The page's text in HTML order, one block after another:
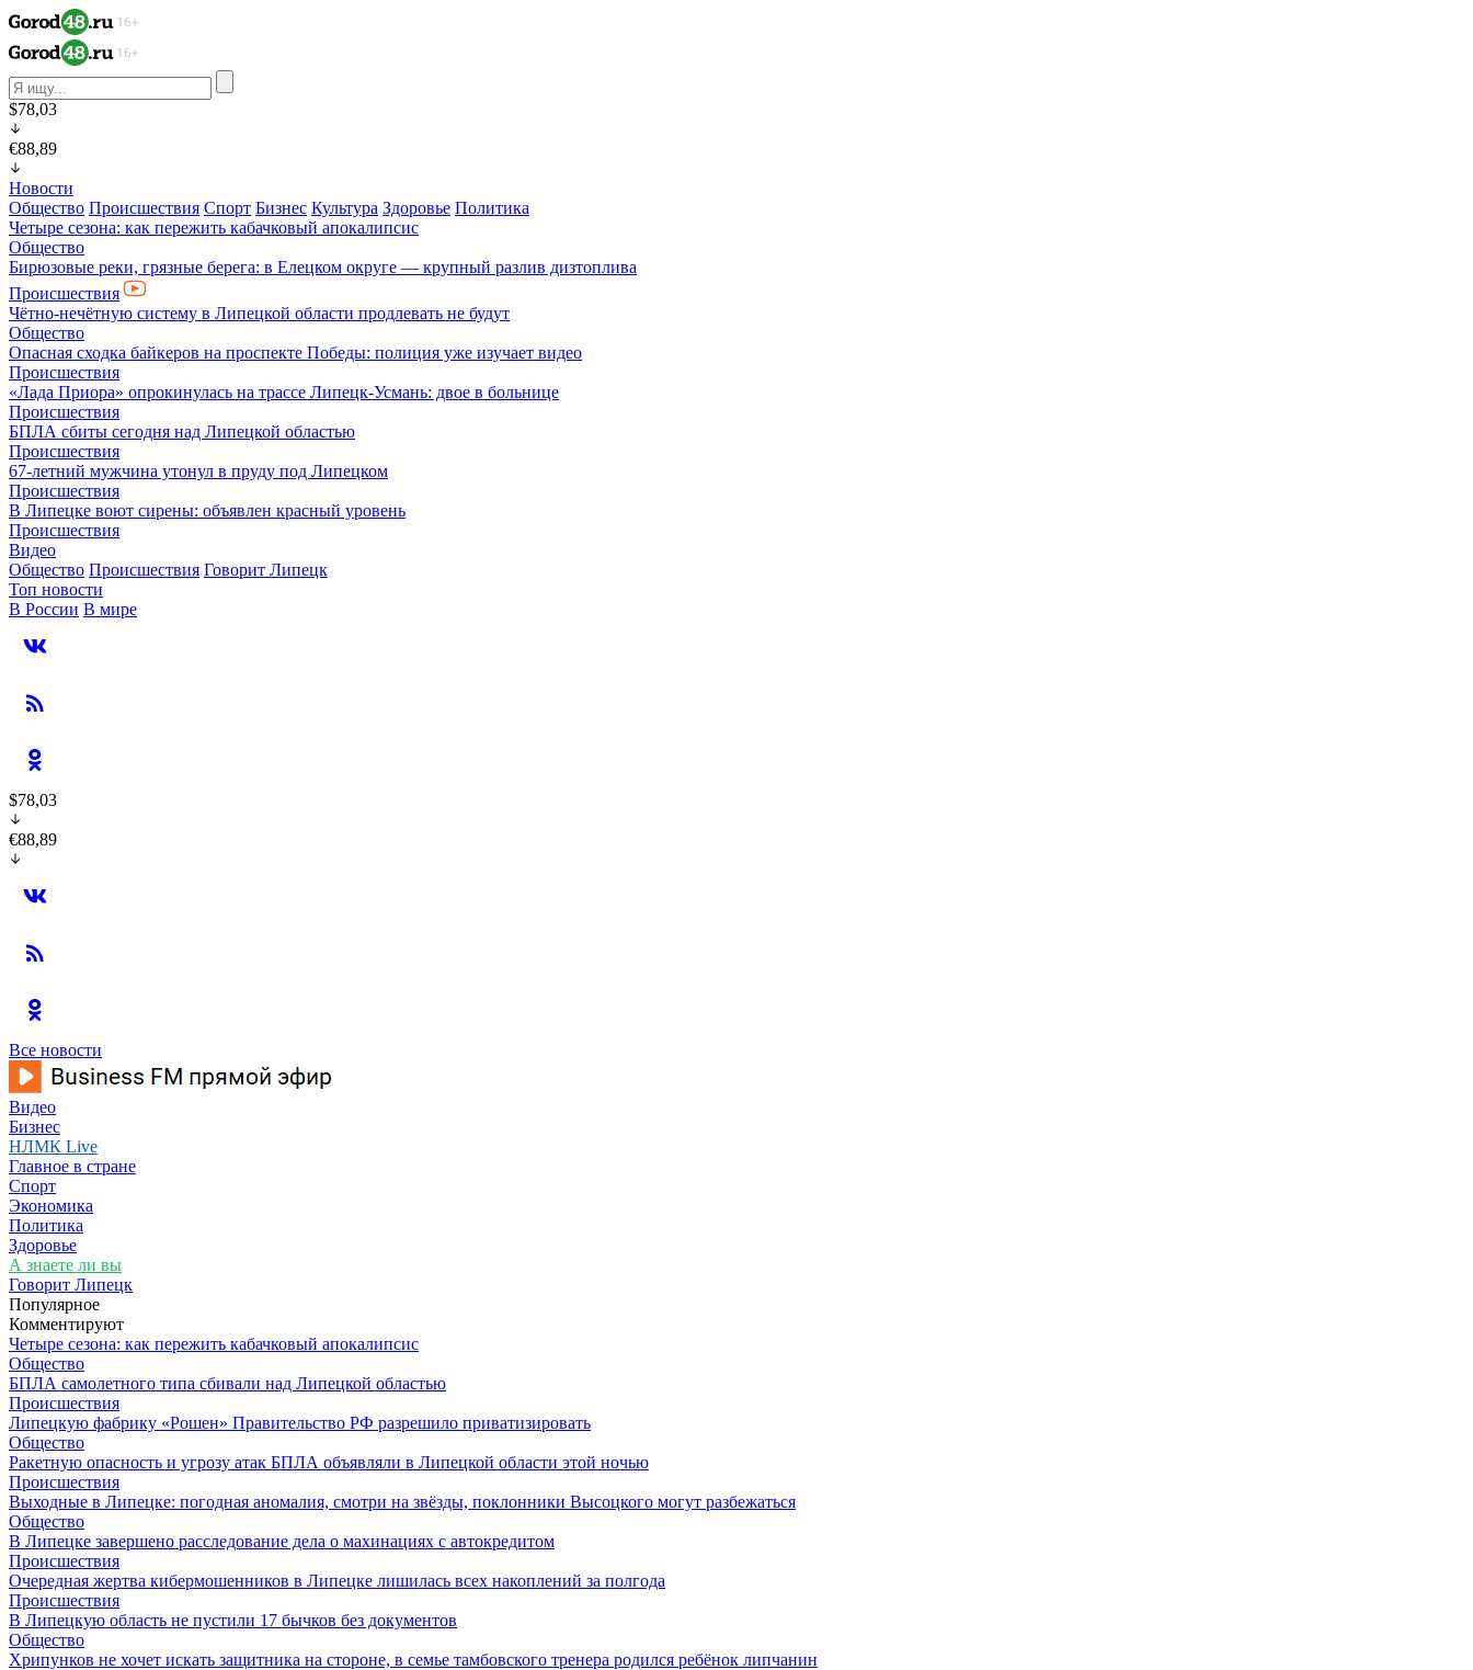
$78,03
€88,89
Новости
Общество Происшествия Спорт Бизнес Культура Здоровье Политика
Четыре сезона: как пережить кабачковый апокалипсис
Общество
Бирюзовые реки, грязные берега: в Елецком округе — крупный разлив дизтоплива
Происшествия
Чётно-нечётную систему в Липецкой области продлевать не будут
Общество
Опасная сходка байкеров на проспекте Победы: полиция уже изучает видео
Происшествия
«Лада Приора» опрокинулась на трассе Липецк-Усмань: двое в больнице
Происшествия
БПЛА сбиты сегодня над Липецкой областью
Происшествия
67-летний мужчина утонул в пруду под Липецком
Происшествия
В Липецке воют сирены: объявлен красный уровень
Происшествия
Видео
Общество Происшествия Говорит Липецк
Топ новости
В России В мире
$78,03
€88,89
Все новости
Видео
Бизнес
НЛМК Live
Главное в стране
Спорт
Экономика
Политика
Здоровье
А знаете ли вы
Говорит Липецк
Популярное
Комментируют
Четыре сезона: как пережить кабачковый апокалипсис
Общество
БПЛА самолетного типа сбивали над Липецкой областью
Происшествия
Липецкую фабрику «Рошен» Правительство РФ разрешило приватизировать
Общество
Ракетную опасность и угрозу атак БПЛА объявляли в Липецкой области этой ночью
Происшествия
Выходные в Липецке: погодная аномалия, смотри на звёзды, поклонники Высоцкого могут разбежаться
Общество
В Липецке завершено расследование дела о махинациях с автокредитом
Происшествия
Очередная жертва кибермошенников в Липецке лишилась всех накоплений за полгода
Происшествия
В Липецкую область не пустили 17 бычков без документов
Общество
Хрипунков не хочет искать защитника на стороне, в семье тамбовского тренера родился ребёнок липчанин